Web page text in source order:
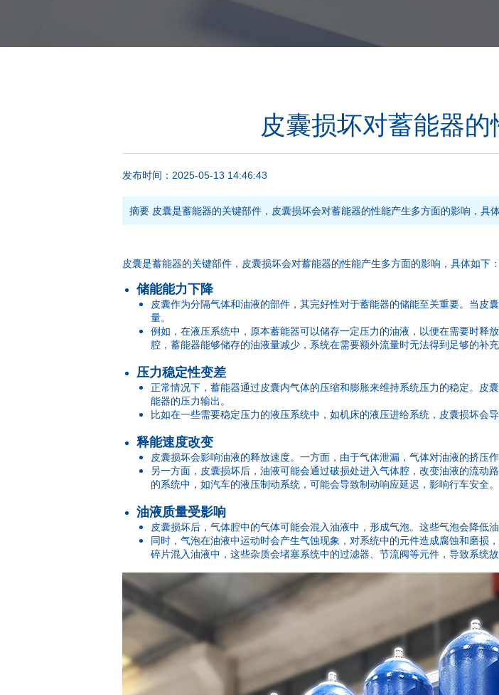
皮囊损坏对蓄能器的
发布时间： 2025-05-13 14:46:43
摘要 皮囊是蓄能器的关键部件，皮囊损坏会对蓄能器的性能产生多方面的影响，具体
皮囊是蓄能器的关键部件，皮囊损坏会对蓄能器的性能产生多方面的影响，具体如下：
储能能力下降
皮囊作为分隔气体和油液的部件，其完好性对于蓄能器的储能至关重要。当
量。
例如，在液压系统中，原本蓄能器可以储存一定压力的油液，以便在需要时释
腔，蓄能器能够储存的油液量减少，系统在需要额外流量时无法得到足够的补
压力稳定性变差
正常情况下，蓄能器通过皮囊内气体的压缩和膨胀来维持系统压力的稳定。皮
能器的压力输出。
比如在一些需要稳定压力的液压系统中，如机床的液压进给系统，皮囊损坏会
释能速度改变
皮囊损坏会影响油液的释放速度。一方面，由于气体泄漏，气体对油液的挤压
另一方面，皮囊损坏后，油液可能会通过破损处进入气体腔，改变油液的流动
的系统中，如汽车的液压制动系统，可能会导致制动响应延迟，影响行车安全。
油液质量受影响
皮囊损坏后，气体腔中的气体可能会混入油液中，形成气泡。这些气泡会降低
同时，气泡在油液中运动时会产生气蚀现象，对系统中的元件造成腐蚀和磨损
碎片混入油液中，这些杂质会堵塞系统中的过滤器、节流阀等元件，导致系统故